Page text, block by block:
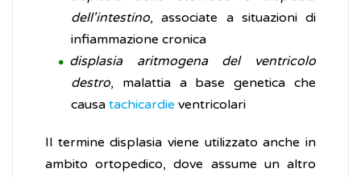
dell'intestino, associate a situazioni di
infiammazione cronica
displasia aritmogena del ventricolo
destro, malattia a base genetica che
causa tachicardie ventricolari
Il termine displasia viene utilizzato anche in
ambito ortopedico, dove assume un altro